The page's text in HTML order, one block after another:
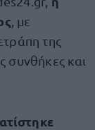
, με
της
συνθήκες και